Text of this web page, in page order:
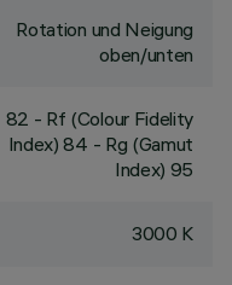
Rotation und Neigung
oben/unten
82 - Rf (Colour Fidelity
Index) 84 - Rg (Gamut
Index) 95
3000 K